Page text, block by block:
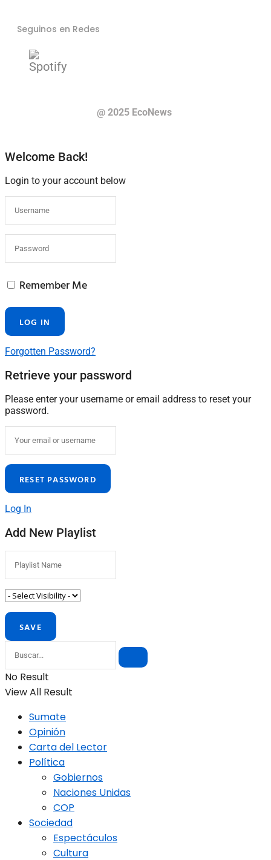
Seguinos en Redes
@ 2025 EcoNews
Welcome Back!
Login to your account below
Remember Me
Forgotten Password?
Retrieve your password
Please enter your username or email address to reset your
password.
Log In
Add New Playlist
No Result
View All Result
Sumate
Opinión
Carta del Lector
Política
Gobiernos
Naciones Unidas
COP
Sociedad
Espectáculos
Cultura